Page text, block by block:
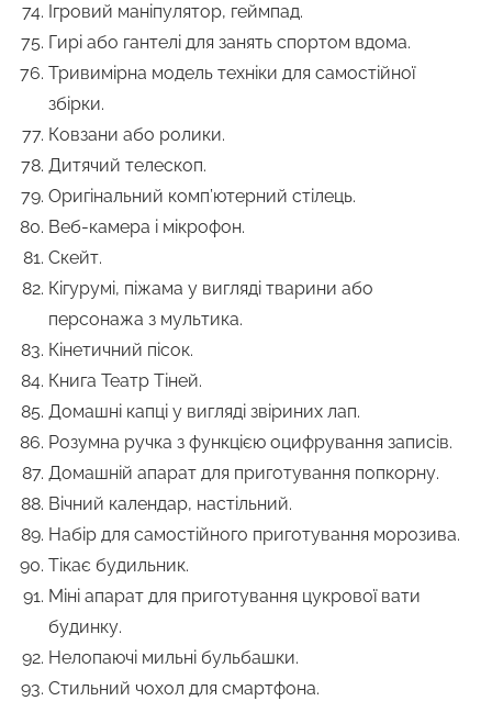
Ігровий маніпулятор, геймпад.
Гирі або гантелі для занять спортом вдома.
Тривимірна модель техніки для самостійної
збірки.
Ковзани або ролики.
Дитячий телескоп.
Оригінальний комп’ютерний стілець.
Веб-камера і мікрофон.
Скейт.
Кігурумі, піжама у вигляді тварини або
персонажа з мультика.
Кінетичний пісок.
Книга Театр Тіней.
Домашні капці у вигляді звіриних лап.
Розумна ручка з функцією оцифрування записів.
Домашній апарат для приготування попкорну.
Вічний календар, настільний.
Набір для самостійного приготування морозива.
Тікає будильник.
Міні апарат для приготування цукрової вати
будинку.
Нелопаючі мильні бульбашки.
Стильний чохол для смартфона.